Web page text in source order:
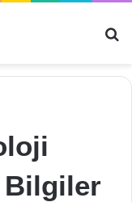
Bilgiler